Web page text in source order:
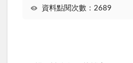
資料點閱次數：2689